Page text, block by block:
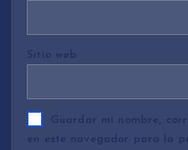
Sitio web
Guardar mi nombre,
en este navegador para la